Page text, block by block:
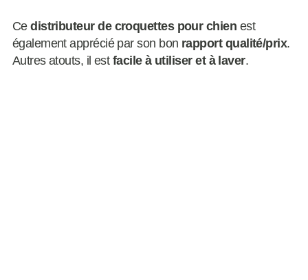
Cedistributeur de croquettes pour chien est
également apprécié par son bon rapport qualité/prix.
Autres atouts, il est facile à utiliser et à laver.